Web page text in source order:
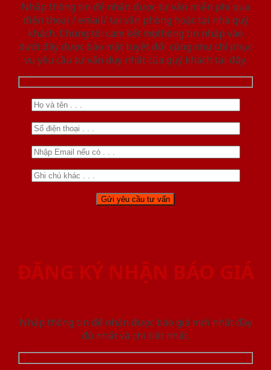
Nhập thông tin để nhận được tư vấn miễn phí qua
điện thoại / email/ tại văn phòng hoặc tại nhà quý
khách. Chúng tôi cam kết mọi thông tin nhập vào
dưới đây được bảo mật tuyệt đối cũng như chỉ phục
vụ yêu cầu tư vấn duy nhất của quý khách tại đây.
ĐĂNG KÝ NHẬN BÁO GIÁ
Nhập thông tin để nhận được báo giá mới nhât đầy
đủ nhất và chi tiết nhất.